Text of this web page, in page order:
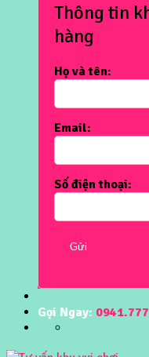
Thông tin
hàng
Họ và tên:
Email:
Số điện thoại:
Gửi
Gọi Ngay: